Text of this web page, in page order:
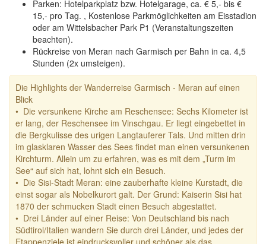
Parken: Hotelparkplatz bzw. Hotelgarage, ca. € 5,- bis €
15,- pro Tag. , Kostenlose Parkmöglichkeiten am Eisstadion
oder am Wittelsbacher Park P1 (Veranstaltungszeiten
beachten).
Rückreise von Meran nach Garmisch per Bahn in ca. 4,5
Stunden (2x umsteigen).
Die Highlights der Wanderreise Garmisch - Meran auf einen
Blick
• Die versunkene Kirche am Reschensee: Sechs Kilometer ist
er lang, der Reschensee im Vinschgau. Er liegt eingebettet in
die Bergkulisse des urigen Langtauferer Tals. Und mitten drin
im glasklaren Wasser des Sees findet man einen versunkenen
Kirchturm. Allein um zu erfahren, was es mit dem „Turm im
See“ auf sich hat, lohnt sich ein Besuch.
• Die Sisi-Stadt Meran: eine zauberhafte kleine Kurstadt, die
einst sogar als Nobelkurort galt. Der Grund: Kaiserin Sisi hat
1870 der schmucken Stadt einen Besuch abgestattet.
• Drei Länder auf einer Reise: Von Deutschland bis nach
Südtirol/Italien wandern Sie durch drei Länder, und jedes der
Etappenziele ist eindrucksvoller und schöner als das